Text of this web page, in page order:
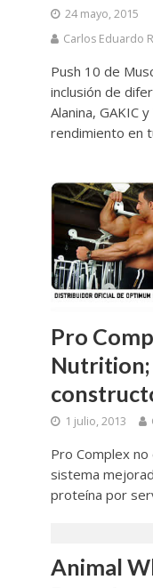
24 mayo, 2015
Carlos Eduardo
Push 10 de
inclusión de
Alanina, GAKIC
rendimiento en
Pro
1 julio, 2013
Pro Complex
sistema
proteína por
Animal